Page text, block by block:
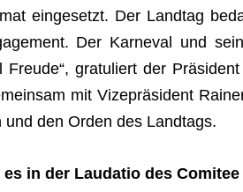
ein­ge­setzt. Der Land­tag
Der Kar­ne­val und
Freude“, gra­tu­liert der
mit Vize­prä­si­dent
den Orden des Landtags.
in der Lau­da­tio des